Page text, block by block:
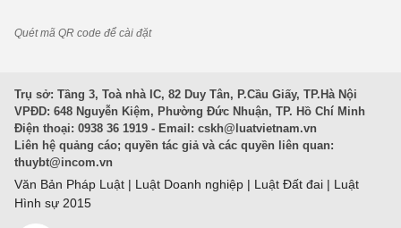
Quét mã QR code để cài đặt
Trụ sở: Tầng 3, Toà nhà IC, 82 Duy Tân, P.Cầu Giấy, TP.Hà Nội
VPĐD: 648 Nguyễn Kiệm, Phường Đức Nhuận, TP. Hồ Chí Minh
Điện thoại: 0938 36 1919 - Email: cskh@luatvietnam.vn
Liên hệ quảng cáo; quyền tác giả và các quyền liên quan:
thuybt@incom.vn
Văn Bản Pháp Luật | Luật Doanh nghiệp | Luật Đất đai | Luật
Hình sự 2015